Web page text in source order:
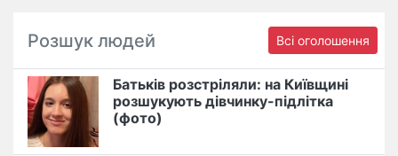
Розшук людей Всі оголошення
Батьків розстріляли: на Київщині
розшукують дівчинку-підлітка
(фото)